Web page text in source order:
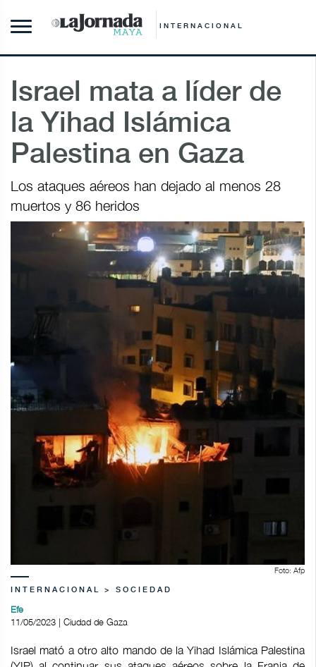
INTERNACIONAL
Israel mata a líder de
la Yihad Islámica
Palestina en Gaza
Los ataques aéreos han dejado al menos 28
muertos y 86 heridos
Foto: Afp
INTERNACIONAL > SOCIEDAD
Efe
11/05/2023 | Ciudad de Gaza
Israel mató a otro alto mando de la Yihad Islámica Palestina